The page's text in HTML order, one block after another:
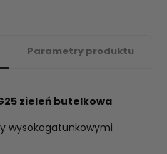
Parametry produktu
zieleń butelkowa
wysokogatunkowymi